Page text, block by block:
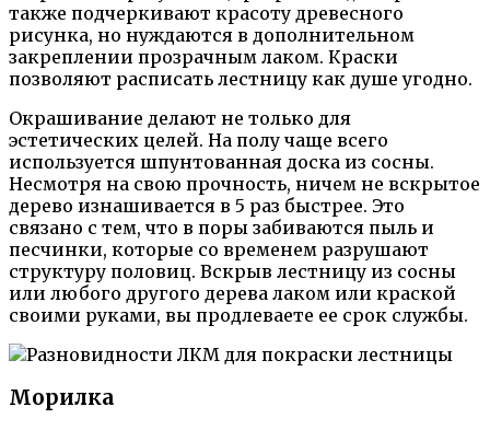
также подчеркивают красоту древесного
рисунка, но нуждаются в дополнительном
закреплении прозрачным лаком. Краски
позволяют расписать лестницу как душе угодно.
Окрашивание делают не только для
эстетических целей. На полу чаще всего
используется шпунтованная доска из сосны.
Несмотря на свою прочность, ничем не вскрытое
дерево изнашивается в 5 раз быстрее. Это
связано с тем, что в поры забиваются пыль и
песчинки, которые со временем разрушают
структуру половиц. Вскрыв лестницу из сосны
или любого другого дерева лаком или краской
своими руками, вы продлеваете ее срок службы.
Морилка